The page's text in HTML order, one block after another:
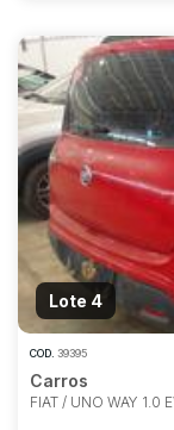
Lote 4
COD. 39395
Carros
FIAT / UNO WAY 1.0